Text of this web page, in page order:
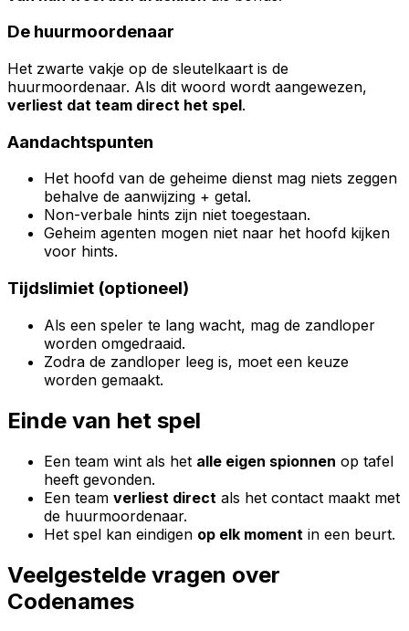
De huurmoordenaar
Het zwarte vakje op de sleutelkaart is de
huurmoordenaar. Als dit woord wordt aangewezen,
verliest dat team direct het spel.
Aandachtspunten
Het hoofd van de geheime dienst mag niets zeggen
behalve de aanwijzing + getal.
Non-verbale hints zijn niet toegestaan.
Geheim agenten mogen niet naar het hoofd kijken
voor hints.
Tijdslimiet (optioneel)
Als een speler te lang wacht, mag de zandloper
worden omgedraaid.
Zodra de zandloper leeg is, moet een keuze
worden gemaakt.
Einde van het spel
Een team wint als het alle eigen spionnen op tafel
heeft gevonden.
Een team verliest direct als het contact maakt met
de huurmoordenaar.
Het spel kan eindigen op elk moment in een beurt.
Veelgestelde vragen over
Codenames